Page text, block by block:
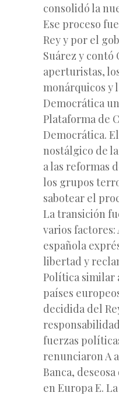
consolidó la
Ese proceso
Rey y por el
Suárez y contó
aperturistas,
monárquicos y
Democrática
Plataforma de
Democrática.
nostálgico de
a las reformas
los grupos
sabotear el
La transición
varios factores:
española
libertad y
Política similar
países
decidida del
fuerzas
renunciaron A
Banca,
en Europa E.